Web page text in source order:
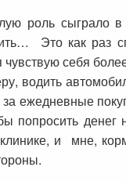
роль сыграло
Это как раз
себя
водить
за ежедневные
попросить
и мне,